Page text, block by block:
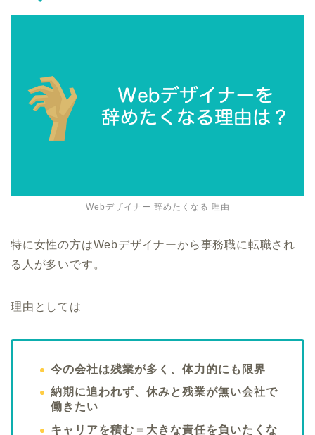
Webデザイナー 辞めたくなる 理由
特に女性の方はWebデザイナーから事務職に転職され
る人が多いです。
理由としては
今の会社は残業が多く、体力的にも限界
納期に追われず、休みと残業が無い会社で
働きたい
キャリアを積む＝大きな責任を負いたくな